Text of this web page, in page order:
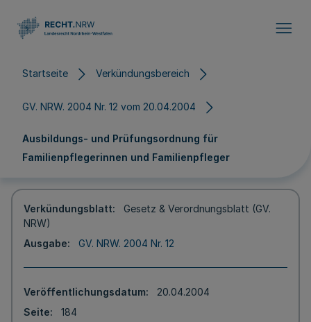
Startseite Verkündungsbereich
GV. NRW. 2004 Nr. 12 vom 20.04.2004
Ausbildungs- und Prüfungsordnung für
Familienpflegerinnen und Familienpfleger
Verkündungsblatt
Gesetz & Verordnungsblatt (GV.
NRW)
Ausgabe
GV. NRW. 2004 Nr. 12
Veröffentlichungsdatum
20.04.2004
Seite
184